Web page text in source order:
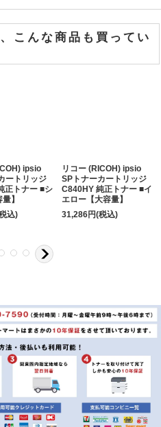
こんな商品も買ってい
ipsio
ートリッジ
正トナー ■シ
】
込)
リコー (RICOH) ipsio
SPトナーカートリッジ
C840HY 純正トナー ■イ
エロー【大容量】
31,286円(税込)